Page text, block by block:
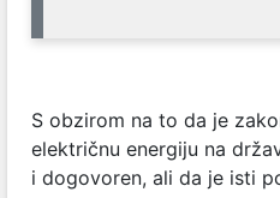
S obzirom na to da je
električnu energiju na
i dogovoren, ali da je isti